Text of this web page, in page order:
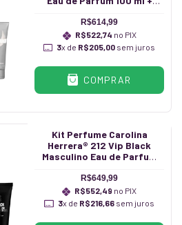
R$614,99
R$522,74 no PIX
3x de R$205,00 sem juros
COMPRAR
Kit Perfume Carolina
Herrera® 212 Vip Black
Masculino Eau de Parfum
R$649,99
R$552,49 no PIX
3x de R$216,66sem juros